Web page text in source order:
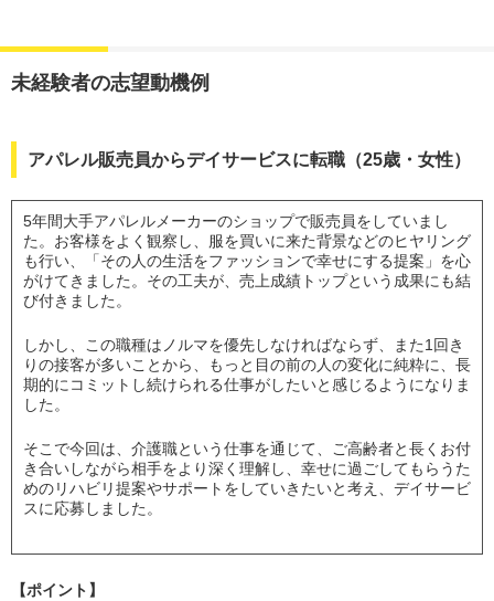
未経験者の志望動機例
アパレル販売員からデイサービスに転職（25歳・女性）
5年間大手アパレルメーカーのショップで販売員をしていまし
た。お客様をよく観察し、服を買いに来た背景などのヒヤリング
も行い、「その人の生活をファッションで幸せにする提案」を心
がけてきました。その工夫が、売上成績トップという成果にも結
び付きました。
しかし、この職種はノルマを優先しなければならず、また1回き
りの接客が多いことから、もっと目の前の人の変化に純粋に、長
期的にコミットし続けられる仕事がしたいと感じるようになりま
した。
そこで今回は、介護職という仕事を通じて、ご高齢者と長くお付
き合いしながら相手をより深く理解し、幸せに過ごしてもらうた
めのリハビリ提案やサポートをしていきたいと考え、デイサービ
スに応募しました。
【ポイント】